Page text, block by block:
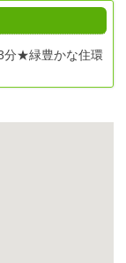
分★緑豊かな住環